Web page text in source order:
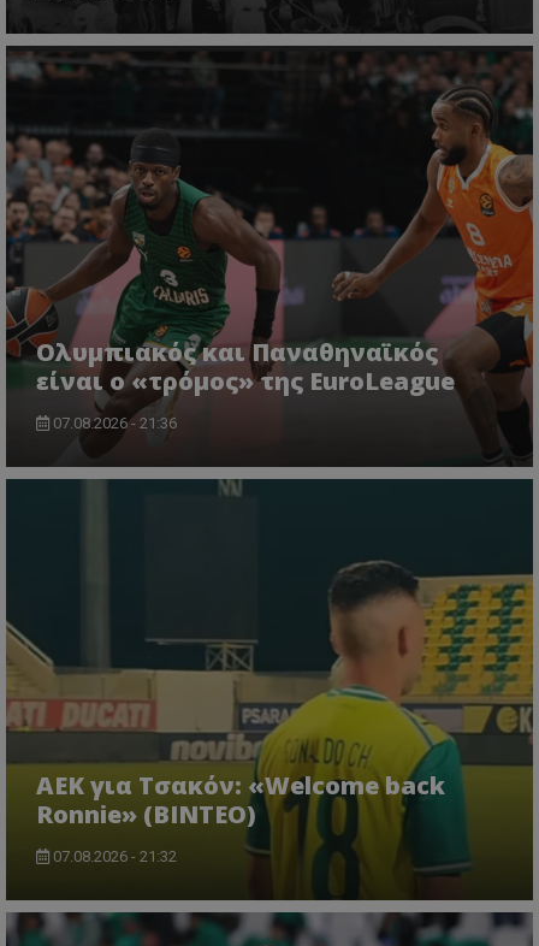
Ολυμπιακός και Παναθηναϊκός
είναι ο «τρόμος» της EuroLeague
07.08.2026 - 21:36
ΑΕΚ για Τσακόν: «Welcome back
Ronnie» (ΒΙΝΤΕΟ)
07.08.2026 - 21:32